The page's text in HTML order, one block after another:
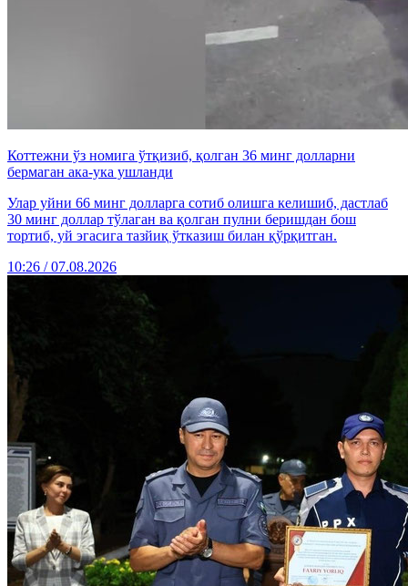
Коттежни ўз номига ўтқизиб, қолган 36 минг долларни
бермаган ака-ука ушланди
Улар уйни 66 минг долларга сотиб олишга келишиб, дастлаб
30 минг доллар тўлаган ва қолган пулни беришдан бош
тортиб, уй эгасига тазйиқ ўтказиш билан қўрқитган.
10:26 / 07.08.2026